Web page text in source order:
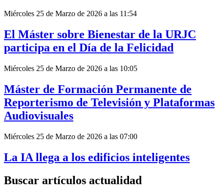
Miércoles 25 de Marzo de 2026 a las 11:54
El Máster sobre Bienestar de la URJC
participa en el Día de la Felicidad
Miércoles 25 de Marzo de 2026 a las 10:05
Máster de Formación Permanente de
Reporterismo de Televisión y Plataformas
Audiovisuales
Miércoles 25 de Marzo de 2026 a las 07:00
La IA llega a los edificios inteligentes
Buscar artículos actualidad